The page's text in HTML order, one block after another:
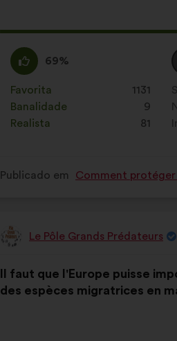
Concordo
:
69%
Esta
proposta
foi
qualificada
em:
Favorita
: 1131
vezes
Banalidade
: 9
vezes
Realista
: 81
vezes
::
:
Publicado em Comment
Proposta
Le Pôle Grands Prédateurs
da
proposta:
Il faut que l'Europe puisse
des espèces migratrices en
repartição
é